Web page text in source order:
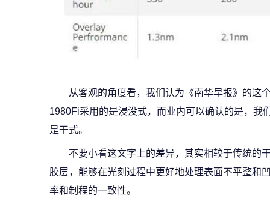
从客观的角度看，我们认为《南华早报》的这
1980Fi采用的是浸没式，而业内可以确认的是，我
是干式。
不要小看这文字上的差异，其实相较于传统的
胶层，能够在光刻过程中更好地处理表面不平整和
率和制程的一致性。